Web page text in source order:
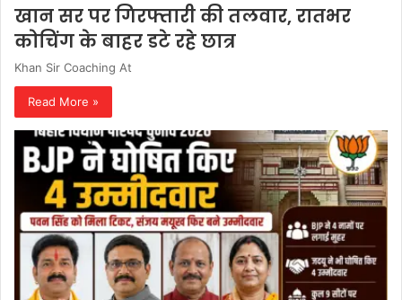
खान सर पर गिरफ्तारी की तलवार, रातभर
कोचिंग के बाहर डटे रहे छात्र
Khan Sir Coaching At
Read More »